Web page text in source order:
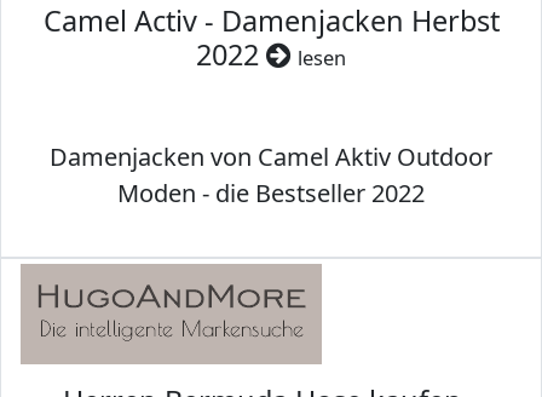
Camel Activ - Damenjacken Herbst
2022
lesen
Damenjacken von Camel Aktiv Outdoor
Moden - die Bestseller 2022